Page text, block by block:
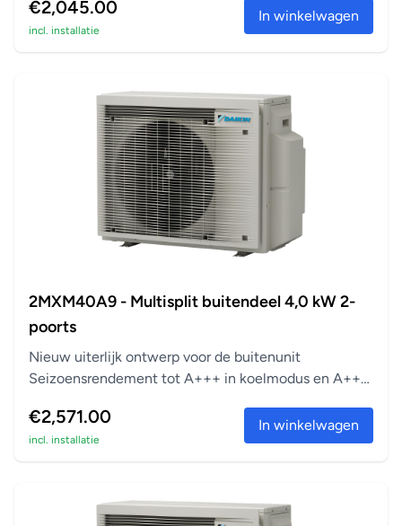
€2,045.00
incl. installatie
In winkelwagen
2MXM40A9 - Multisplit buitendeel 4,0 kW 2-
poorts
Nieuw uiterlijk ontwerp voor de buitenunit
Seizoensrendement tot A+++ in koelmodus en A++
€2,571.00
incl. installatie
In winkelwagen